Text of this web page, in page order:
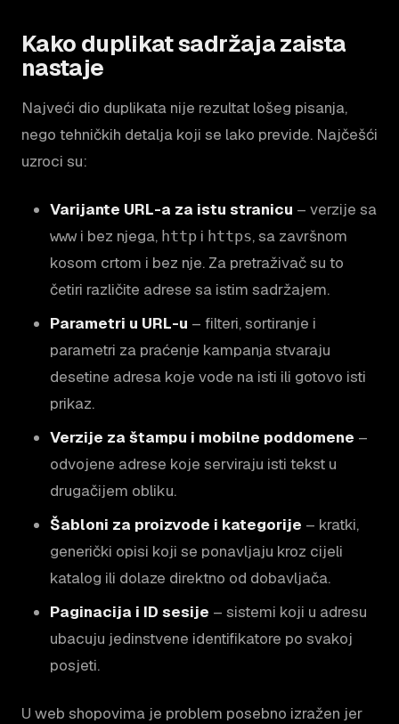
Kako duplikat sadržaja zaista
nastaje
Najveći dio duplikata nije rezultat lošeg pisanja,
nego tehničkih detalja koji se lako previde. Najčešći
uzroci su:
Varijante URL-a za istu stranicu – verzije sa
www i bez njega, http i https, sa završnom
kosom crtom i bez nje. Za pretraživač su to
četiri različite adrese sa istim sadržajem.
Parametri u URL-u – filteri, sortiranje i
parametri za praćenje kampanja stvaraju
desetine adresa koje vode na isti ili gotovo isti
prikaz.
Verzije za štampu i mobilne poddomene –
odvojene adrese koje serviraju isti tekst u
drugačijem obliku.
Šabloni za proizvode i kategorije – kratki,
generički opisi koji se ponavljaju kroz cijeli
katalog ili dolaze direktno od dobavljača.
Paginacija i ID sesije – sistemi koji u adresu
ubacuju jedinstvene identifikatore po svakoj
posjeti.
U web shopovima je problem posebno izražen jer